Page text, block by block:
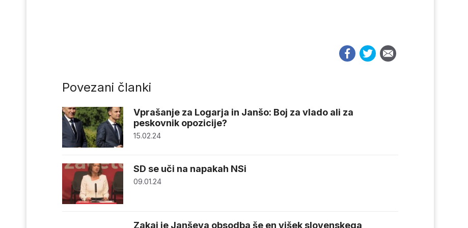
Povezani članki
Vprašanje za Logarja in Janšo: Boj za vlado ali za
peskovnik opozicije?
15.02.24
SD se uči na napakah NSi
09.01.24
Zakaj je Janševa obsodba še en višek slovenskega